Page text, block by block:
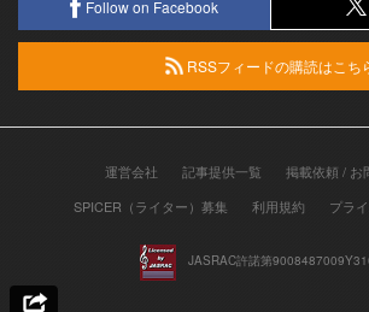
Follow on Facebook
RSSフィードの購読はこち
運営会社 記事提供一覧
掲載依頼 / お
SPICER（ライター）募集
利用規約 プラ
JASRAC許諾第